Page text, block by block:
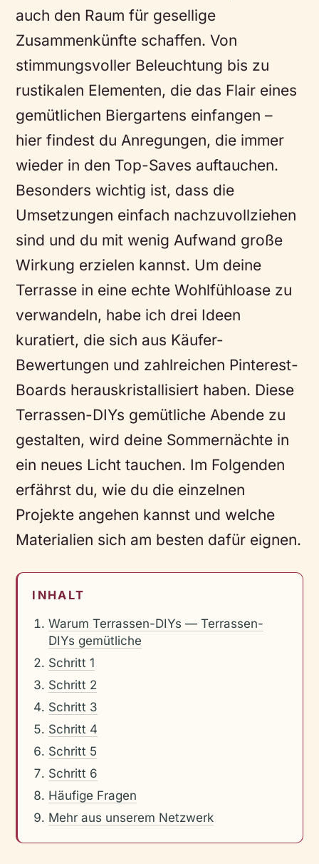
auch den Raum für gesellige
Zusammenkünfte schaffen. Von
stimmungsvoller Beleuchtung bis zu
rustikalen Elementen, die das Flair eines
gemütlichen Biergartens einfangen –
hier findest du Anregungen, die immer
wieder in den Top-Saves auftauchen.
Besonders wichtig ist, dass die
Umsetzungen einfach nachzuvollziehen
sind und du mit wenig Aufwand große
Wirkung erzielen kannst. Um deine
Terrasse in eine echte Wohlfühloase zu
verwandeln, habe ich drei Ideen
kuratiert, die sich aus Käufer-
Bewertungen und zahlreichen Pinterest-
Boards herauskristallisiert haben. Diese
Terrassen-DIYs gemütliche Abende zu
gestalten, wird deine Sommernächte in
ein neues Licht tauchen. Im Folgenden
erfährst du, wie du die einzelnen
Projekte angehen kannst und welche
Materialien sich am besten dafür eignen.
INHALT
Warum Terrassen-DIYs — Terrassen-
DIYs gemütliche
Schritt 1
Schritt 2
Schritt 3
Schritt 4
Schritt 5
Schritt 6
Häufige Fragen
Mehr aus unserem Netzwerk